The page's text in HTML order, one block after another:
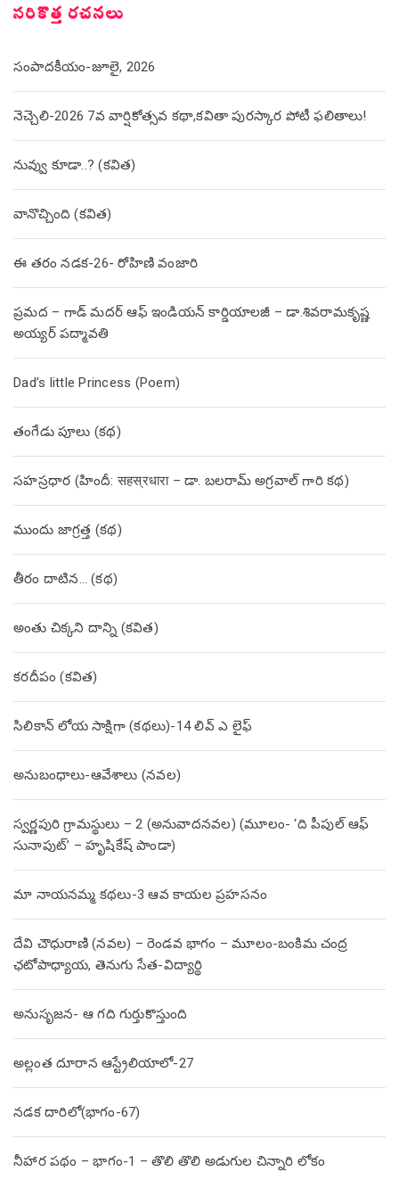
సరికొత్త రచనలు
సంపాదకీయం-జూలై, 2026
నెచ్చెలి-2026 7వ వార్షికోత్సవ కథా,కవితా పురస్కార పోటీ ఫలితాలు!
నువ్వు కూడా..? (కవిత)
వానొచ్చింది (కవిత)
ఈ తరం నడక-26- రోహిణి వంజారి
ప్రమద – గాడ్ మదర్ ఆఫ్ ఇండియన్ కార్డియాలజీ – డా.శివరామకృష్ణ
అయ్యర్ పద్మావతి
Dad’s little Princess (Poem)
తంగేడు పూలు (క‌థ‌)
సహస్రధార (హిందీ: सहस्रधारा – డా. బలరామ్ అగ్రవాల్ గారి కథ)
ముందు జాగ్రత్త (క‌థ‌)
తీరం దాటిన… (క‌థ‌)
అంతు చిక్కని దాన్ని (కవిత)
కరదీపం (కవిత)
సిలికాన్ లోయ సాక్షిగా (కథలు)-14 లివ్ ఎ లైఫ్
అనుబంధాలు-ఆవేశాలు (నవల)
స్వర్ణపురి గ్రామస్థులు – 2 (అనువాదనవల) (మూలం- ‘ది పీపుల్ ఆఫ్
సునాపుట్’ – హృషికేష్ పాండా)
మా నాయనమ్మ కథలు-3 ఆవ కాయల ప్రహసనం
దేవి చౌధురాణి (నవల) – రెండవ భాగం – మూలం-బంకిమ చంద్ర
ఛటోపాధ్యాయ, తెనుగు సేత-విద్యార్థి
అనుసృజన- ఆ గది గుర్తుకొస్తుంది
అల్లంత దూరాన ఆస్ట్రేలియాలో-27
నడక దారిలో(భాగం-67)
నీహార పథం – భాగం-1 – తొలి తొలి అడుగుల చిన్నారి లోకం